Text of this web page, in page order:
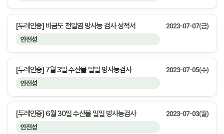
안전성
[두레인증] 비금도 천일염 방사능 검사 성적서 2023-07-07(금)
안전성
[두레인증] 7월 3일 수산물 일일 방사능검사 2023-07-05(수)
안전성
[두레인증] 6월 30일 수산물 일일 방사능검사 2023-07-03(월)